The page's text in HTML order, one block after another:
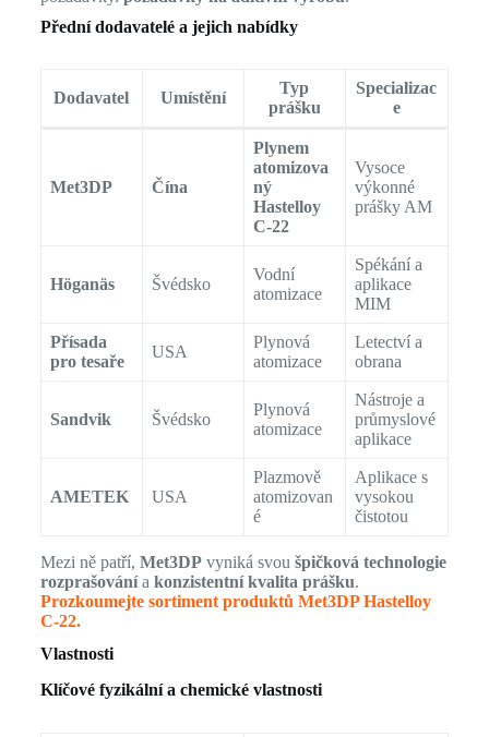
Přední dodavatelé a jejich nabídky
Dodavatel Umístění
Typ
prášku
Specializac
e
Met3DP Čína
Plynem
atomizova
ný
Hastelloy
C-22
Vysoce
výkonné
prášky AM
Höganäs Švédsko
Vodní
atomizace
Spékání a
aplikace
MIM
Přísada
pro tesaře
USA
Plynová
atomizace
Letectví a
obrana
Sandvik Švédsko
Plynová
atomizace
Nástroje a
průmyslové
aplikace
AMETEK USA
Plazmově
atomizovan
é
Aplikace s
vysokou
čistotou
Mezi ně patří, Met3DPvyniká svou špičková technologie
rozprašovánía konzistentní kvalita prášku.
Prozkoumejte sortiment produktů Met3DP Hastelloy
C-22.
Vlastnosti
Klíčové fyzikální a chemické vlastnosti